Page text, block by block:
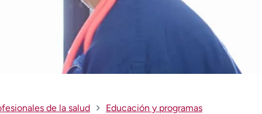
de la salud
Educación y programas